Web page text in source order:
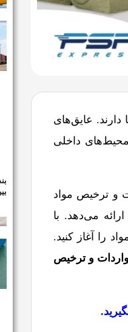
عایق‌های
داخلی
و ترخیص مواد
می‌دهد. با
را آغاز کنید.
واردات و ترخیص